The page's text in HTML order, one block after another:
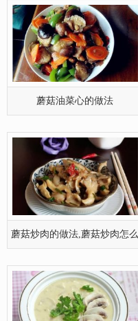
蘑菇油菜心的做法
蘑菇炒肉的做法,蘑菇炒肉怎么